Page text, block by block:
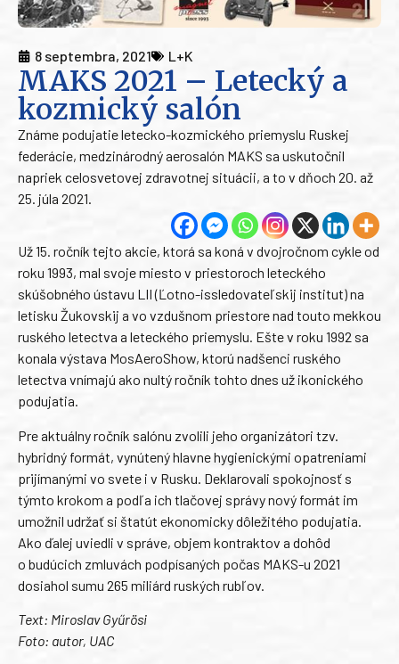
8 septembra, 2021 L+K
MAKS 2021 – Letecký a
kozmický salón
Známe podujatie letecko-kozmického priemyslu Ruskej
federácie, medzinárodný aerosalón MAKS sa uskutočnil
napriek celosvetovej zdravotnej situácii, a to v dňoch 20. až
25. júla 2021.
Už 15. ročník tejto akcie, ktorá sa koná v dvojročnom cykle od
roku 1993, mal svoje miesto v priestoroch leteckého
skúšobného ústavu LII (Ľotno-issledovateľskij institut) na
letisku Žukovskij a vo vzdušnom priestore nad touto mekkou
ruského letectva a leteckého priemyslu. Ešte v roku 1992 sa
konala výstava MosAeroShow, ktorú nadšenci ruského
letectva vnímajú ako nultý ročník tohto dnes už ikonického
podujatia.
Pre aktuálny ročník salónu zvolili jeho organizátori tzv.
hybridný formát, vynútený hlavne hygienickými opatreniami
prijímanými vo svete i v Rusku. Deklarovali spokojnosť s
týmto krokom a podľa ich tlačovej správy nový formát im
umožnil udržať si štatút ekonomicky dôležitého podujatia.
Ako ďalej uviedli v správe, objem kontraktov a dohôd
o budúcich zmluvách podpísaných počas MAKS-u 2021
dosiahol sumu 265 miliárd ruských rubľov.
Text: Miroslav Gyűrösi
Foto: autor, UAC